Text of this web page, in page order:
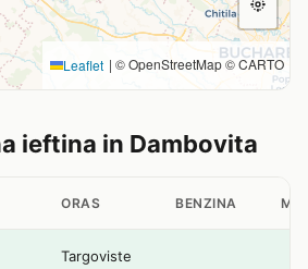
Leaflet | © OpenStreetMap © CARTO
ieftina in Dambovita
ORAS BENZINA
Targoviste